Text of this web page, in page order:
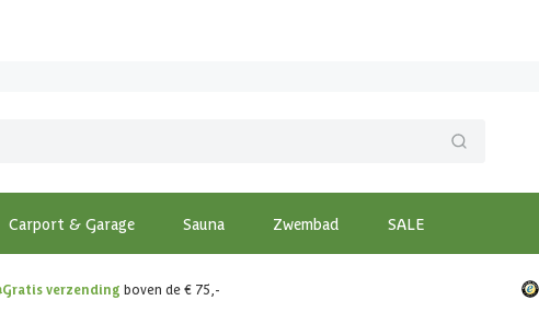
Carport & Garage Sauna Zwembad SALE
Gratis verzending boven de € 75,-